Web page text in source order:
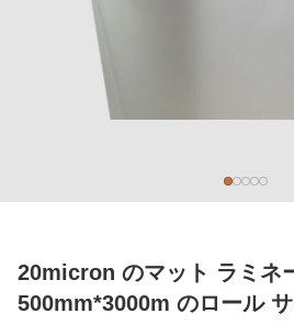
20micron のマット ラミネ
500mm*3000m のロール